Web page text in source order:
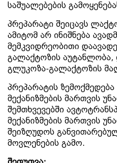
საშუალებების
პრეპარატი შეიცავს
ამიტომ არ ინიშნება
მემკვიდრეობითი
გალაქტოზის აუტანლობა,
გლუკოზა-გალაქტოზის
პრეპარატის
მექანიზმების მართვის
შემთხვევებში
მექანიზმების მართვის
შეიზღუდოს
მოვლენების გამო.